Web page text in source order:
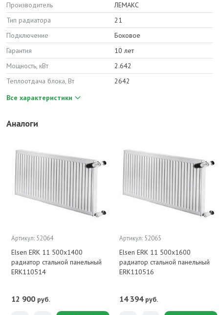
Производитель
ЛЕМАКС
Тип радиатора
21
Подключение
Боковое
Гарантия
10 лет
Мощность, кВт
2.642
Теплоотдача блока, Вт
2642
Все характеристики
Аналоги
Артикул: 52064
Elsen ERK 11 500x1400
радиатор стальной панельный
ERK110514
12 900 руб.
Артикул: 52065
Elsen ERK 11 500x1600
радиатор стальной панельный
ERK110516
14 394 руб.